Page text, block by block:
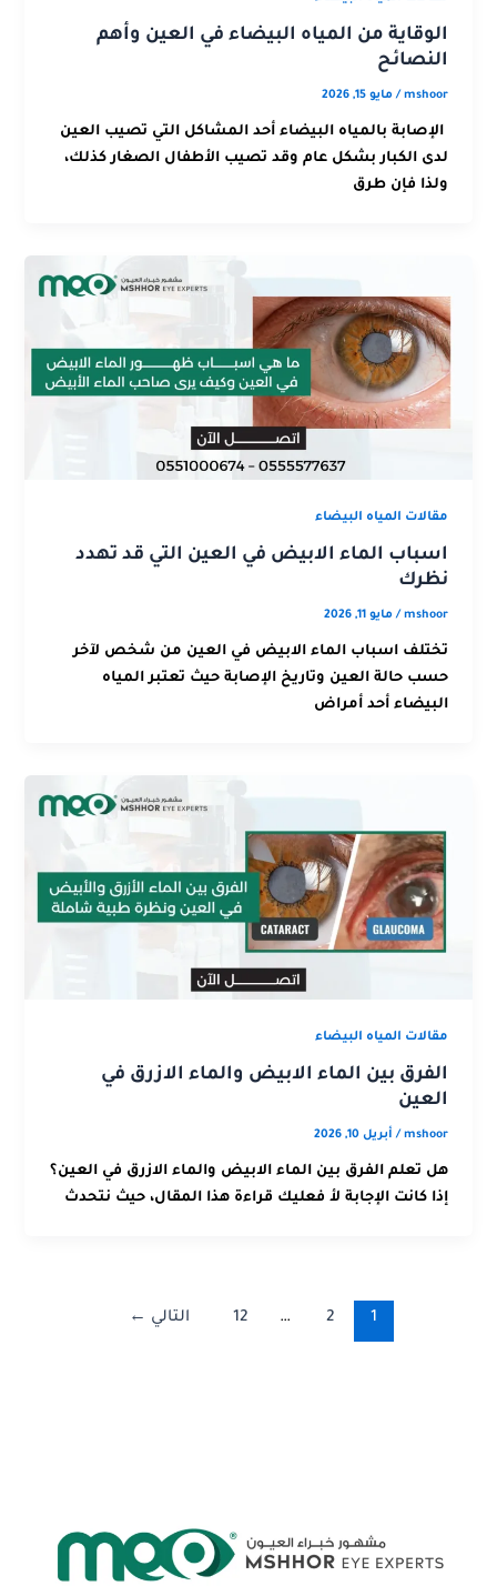
الوقاية من المياه البيضاء في العين وأهم
النصائح
mshoor
/ مايو 15, 2026
الإصابة بالمياه البيضاء أحد المشاكل التي تصيب العين
لدى الكبار بشكل عام وقد تصيب الأطفال الصغار كذلك،
ولذا فإن طرق
مقالات المياه البيضاء
اسباب الماء الابيض في العين التي قد تهدد
نظرك
mshoor
/ مايو 11, 2026
تختلف اسباب الماء الابيض في العين من شخص لآخر
حسب حالة العين وتاريخ الإصابة حيث تعتبر المياه
البيضاء أحد أمراض
مقالات المياه البيضاء
الفرق بين الماء الابيض والماء الازرق في
العين
mshoor
/ أبريل 10, 2026
هل تعلم الفرق بين الماء الابيض والماء الازرق في العين؟
إذا كانت الإجابة لأ فعليك قراءة هذا المقال، حيث نتحدث
1
2
…
12 التالي ←